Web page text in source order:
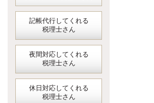
記帳代行してくれる
税理士さん
夜間対応してくれる
税理士さん
休日対応してくれる
税理士さん